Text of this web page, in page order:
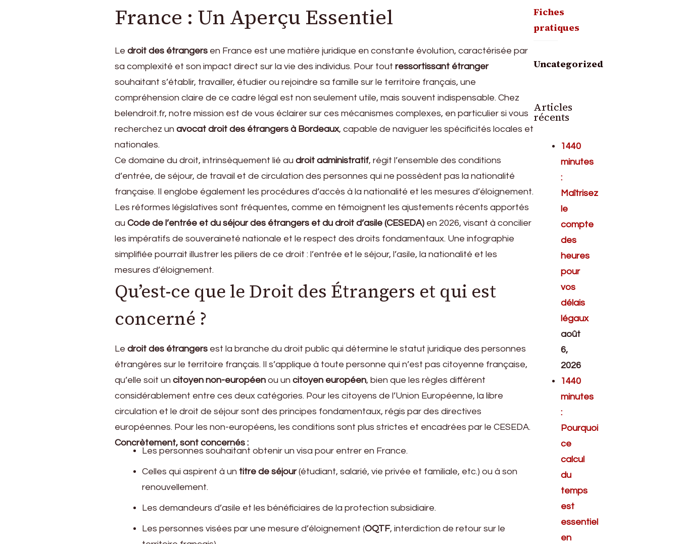
France : Un Aperçu Essentiel
Le droit des étrangers en France est une matière juridique en constante évolution, caractérisée par
sa complexité et son impact direct sur la vie des individus. Pour tout ressortissant étranger
souhaitant s’établir, travailler, étudier ou rejoindre sa famille sur le territoire français, une
compréhension claire de ce cadre légal est non seulement utile, mais souvent indispensable. Chez
belendroit.fr, notre mission est de vous éclairer sur ces mécanismes complexes, en particulier si vous
recherchez un avocat droit des étrangers à Bordeaux, capable de naviguer les spécificités locales et
nationales.
Ce domaine du droit, intrinsèquement lié au droit administratif, régit l’ensemble des conditions
d’entrée, de séjour, de travail et de circulation des personnes qui ne possèdent pas la nationalité
française. Il englobe également les procédures d’accès à la nationalité et les mesures d’éloignement.
Les réformes législatives sont fréquentes, comme en témoignent les ajustements récents apportés
au Code de l’entrée et du séjour des étrangers et du droit d’asile (CESEDA) en 2026, visant à concilier
les impératifs de souveraineté nationale et le respect des droits fondamentaux. Une infographie
simplifiée pourrait illustrer les piliers de ce droit : l’entrée et le séjour, l’asile, la nationalité et les
mesures d’éloignement.
Qu’est-ce que le Droit des Étrangers et qui est
concerné ?
Le droit des étrangers est la branche du droit public qui détermine le statut juridique des personnes
étrangères sur le territoire français. Il s’applique à toute personne qui n’est pas citoyenne française,
qu’elle soit un citoyen non-européen ou un citoyen européen, bien que les règles diffèrent
considérablement entre ces deux catégories. Pour les citoyens de l’Union Européenne, la libre
circulation et le droit de séjour sont des principes fondamentaux, régis par des directives
européennes. Pour les non-européens, les conditions sont plus strictes et encadrées par le CESEDA.
Concrètement, sont concernés :
Les personnes souhaitant obtenir un visa pour entrer en France.
Celles qui aspirent à un titre de séjour(étudiant, salarié, vie privée et familiale, etc.) ou à son
renouvellement.
Les demandeurs d’asile et les bénéficiaires de la protection subsidiaire.
Les personnes visées par une mesure d’éloignement (OQTF, interdiction de retour sur le
Fiches
pratiques
Uncategorized
Articles
récents
1440
minutes
:
Maîtrisez
le
compte
des
heures
pour
vos
délais
légaux
août
6,
2026
1440
minutes
:
Pourquoi
ce
calcul
du
temps
est
essentiel
en